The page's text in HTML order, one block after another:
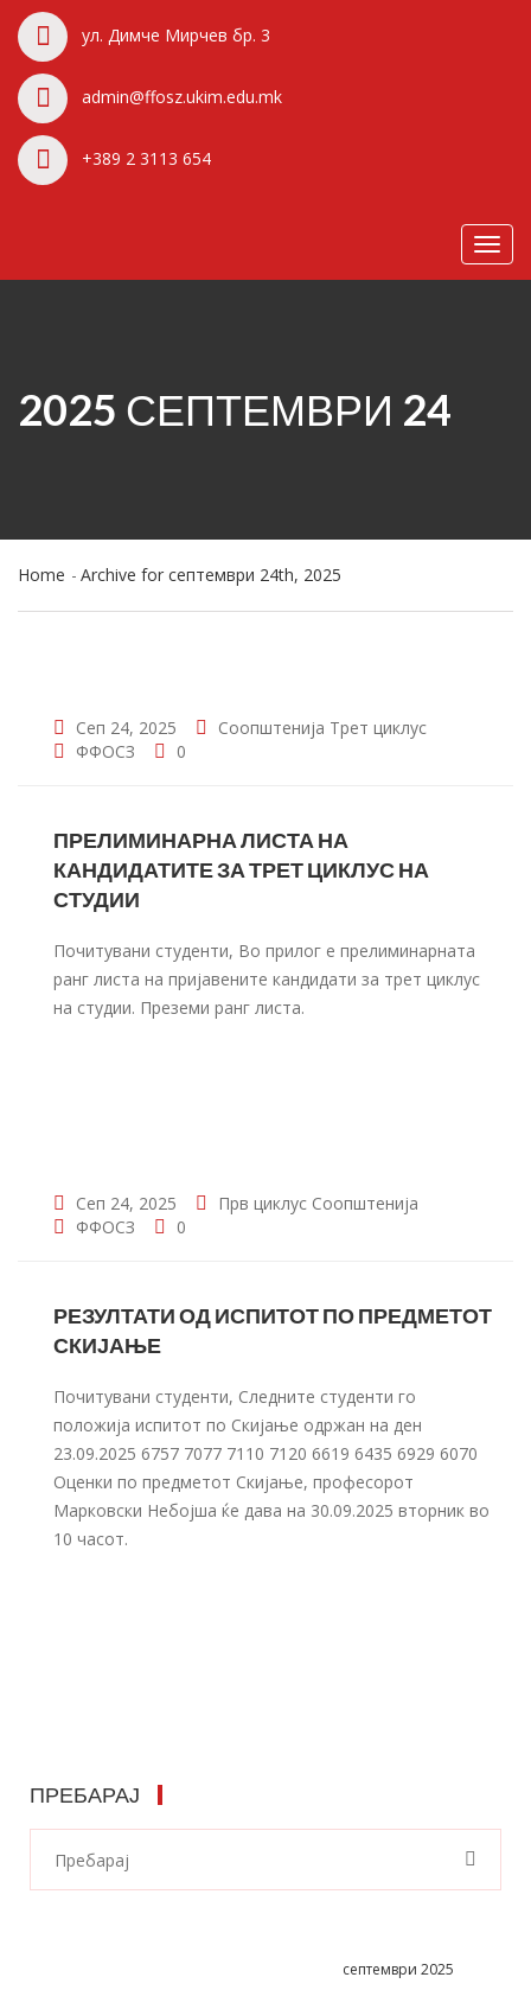
ул. Димче Мирчев бр. 3
admin@ffosz.ukim.edu.mk
+389 2 3113 654
2025 СЕПТЕМВРИ 24
Home Archive for септември 24th, 2025
Сеп 24, 2025 Соопштенија Трет циклус
ФФОСЗ
0
ПРЕЛИМИНАРНА ЛИСТА НА
КАНДИДАТИТЕ ЗА ТРЕТ ЦИКЛУС НА
СТУДИИ
Почитувани студенти, Во прилог е прелиминарната
ранг листа на пријавените кандидати за трет циклус
на студии. Преземи ранг листа.
Сеп 24, 2025 Прв циклус Соопштенија
ФФОСЗ
0
РЕЗУЛТАТИ ОД ИСПИТОТ ПО ПРЕДМЕТОТ
СКИЈАЊЕ
Почитувани студенти, Следните студенти го
положија испитот по Скијање одржан на ден
23.09.2025 6757 7077 7110 7120 6619 6435 6929 6070
Оценки по предметот Скијање, професорот
Марковски Небојша ќе дава на 30.09.2025 вторник во
10 часот.
ПРЕБАРАЈ
септември 2025